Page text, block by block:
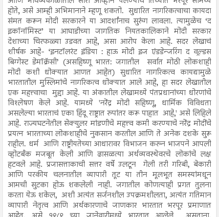
होते, असे आम्ही अभिमानाने म्हणू शकतो. सुधारित नागरिकत्वाचा कायदा
संमत करून मोदी सरकारने या आदर्शांनाच सुरुंग लावला. त्यामुळेच ‘द
इकॉनॉमिस्ट’ या आघाडीच्या जागतिक नियतकालिकाने मोदी सरकार
देशाच्या चिरफळ्या उडवत आहे, असा आरोप केला आहे. सदर लेखाचं
शीर्षक आहे- ‘इनटॉलरंट इंडिया : हाऊ मोदी इज एंडडेन्जरिंग द वल्र्डस
बिग्गेस्ट डेमॉक्रॅसी’ (असहिष्णू भारत: जगातील सर्वात मोठी लोकशाही
मोदी कशी धोक्यात आणत आहेत) सुधारित नागरिकत्व कायद्यामुळे
भारतातील मुस्लिमांचे नागरिकत्व धोक्यात आले आहे, हा सदर लेखातील
एक महत्त्वाचा मुद्दा आहे. या अंकातील लेखामध्ये पंतप्रधानांच्या धोरणांचे
विश्लेषण केले आहे. यामध्ये 'नरेंद्र मोदी सहिष्णू, धार्मिक विविधता
असलेल्या भारताचं एका हिंदू राष्ट्रात रुपांतर करू पाहात आहे,' असे लिहिले
आहे. राज्यघटनेतील सेक्युलर मांडणीचे महत्त्व कमी करण्याचे नरेंद्र मोदींचे
प्रयत्न भारताच्या लोकशाहीचे नुकसान करतील आणि ते अनेक दशके सुरू
राहील. धर्म आणि राष्ट्रीयतेच्या आधारावर विभाजन करुन भाजपने आपली
व्होटबँक मजबूत केली आणि ढासळत्या अर्थव्यवस्थेवरचे लोकांचे लक्ष
हटवले आहे. प्रजासत्ताकाची सत्तर वर्षे उलटून गेली तरी गरिबी, बेकारी
आणि परकीय चलनातील व्यापारी तूट या तीन मूलभूत समस्यांमधून
आमची सुटका होऊ शकलेली नाही. जगातील कोणत्याही प्रगत तुलना
करता येऊ शकेल, अशी अत्यंत सर्जनशील उपक्रमशीलता, अत्यंत गतिमान
व्यापारी नेतृत्व आणि अर्थकारणाचे जाणकार भारतात भरपूर प्रमाणात